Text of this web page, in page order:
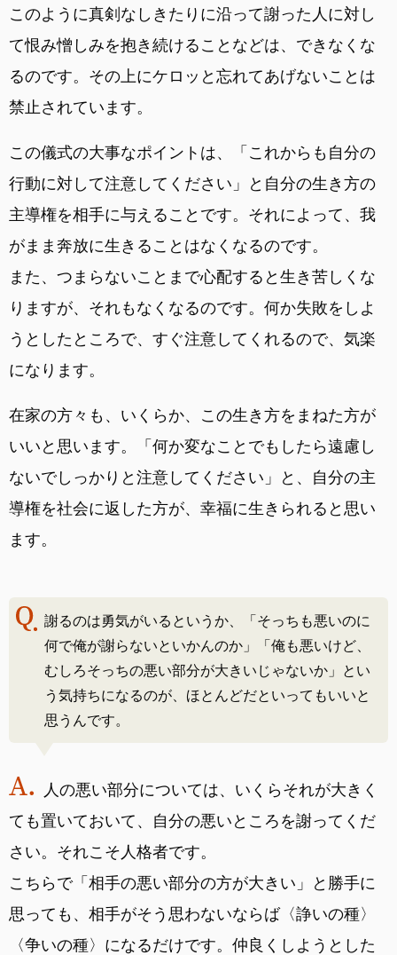
このように真剣なしきたりに沿って謝った人に対し
て恨み憎しみを抱き続けることなどは、できなくな
るのです。その上にケロッと忘れてあげないことは
禁止されています。
この儀式の大事なポイントは、「これからも自分の
行動に対して注意してください」と自分の生き方の
主導権を相手に与えることです。それによって、我
がまま奔放に生きることはなくなるのです。
また、つまらないことまで心配すると生き苦しくな
りますが、それもなくなるのです。何か失敗をしよ
うとしたところで、すぐ注意してくれるので、気楽
になります。
在家の方々も、いくらか、この生き方をまねた方が
いいと思います。「何か変なことでもしたら遠慮し
ないでしっかりと注意してください」と、自分の主
導権を社会に返した方が、幸福に生きられると思い
ます。
謝るのは勇気がいるというか、「そっちも悪いのに
何で俺が謝らないといかんのか」「俺も悪いけど、
むしろそっちの悪い部分が大きいじゃないか」とい
う気持ちになるのが、ほとんどだといってもいいと
思うんです。
人の悪い部分については、いくらそれが大きく
ても置いておいて、自分の悪いところを謝ってくだ
さい。それこそ人格者です。
こちらで「相手の悪い部分の方が大きい」と勝手に
思っても、相手がそう思わないならば〈諍いの種〉
〈争いの種〉になるだけです。仲良くしようとした